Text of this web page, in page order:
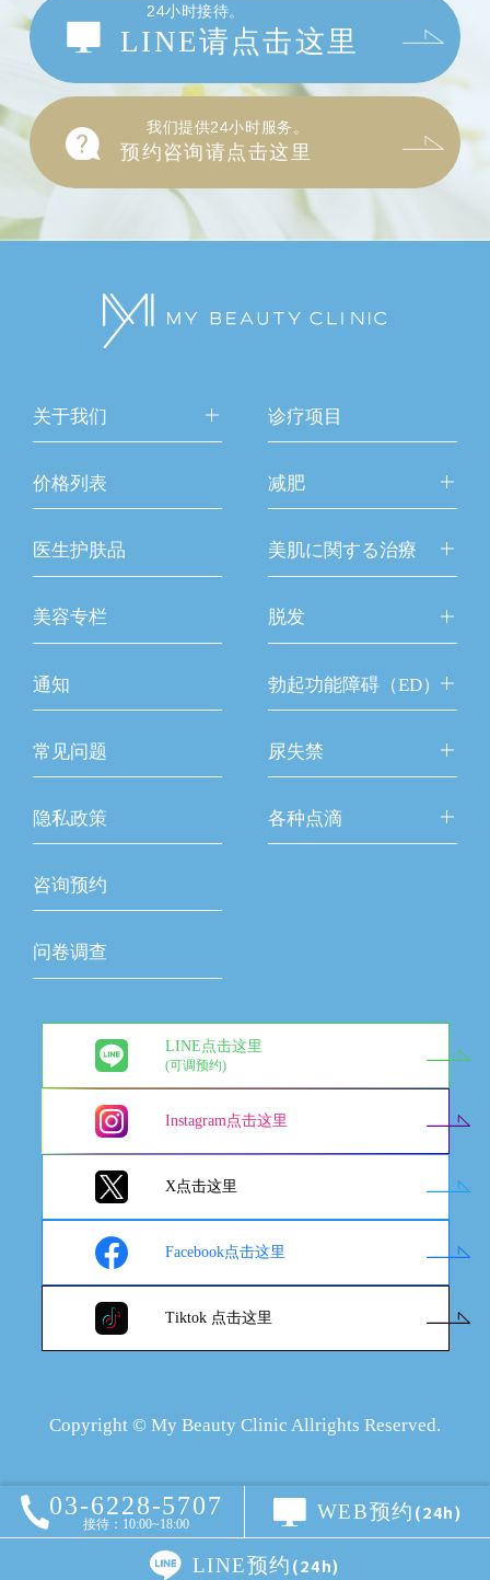
24小时接待。
LINE请点击这里
我们提供24小时服务。
预约咨询请点击这里
03-6228-5707
接待：10:00~18:00
WEB预约(24h)
LINE预约(24h)
关于我们
价格列表
医生护肤品
美容专栏
通知
常见问题
隐私政策
咨询预约
问卷调查
诊疗项目
减肥
美肌に関する治療
脱发
勃起功能障碍（ED）
尿失禁
各种点滴
LINE点击这里
(可调预约)
Instagram点击这里
X点击这里
Facebook点击这里
Tiktok 点击这里
Copyright © My Beauty Clinic Allrights Reserved.